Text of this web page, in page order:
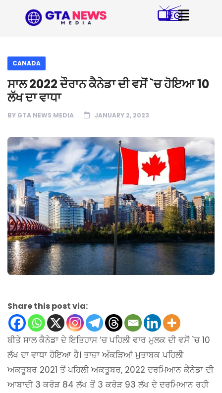
CANADA
ਸਾਲ 2022 ਦੌਰਾਨ ਕੈਨੇਡਾ ਦੀ ਵਸੋਂ `ਚ ਹੋਇਆ 10
ਲੱਖ ਦਾ ਵਾਧਾ
BY GTA NEWS MEDIA JANUARY 2, 2023
Share this post via:
ਬੀਤੇ ਸਾਲ ਕੈਨੇਡਾ ਦੇ ਇਤਿਹਾਸ ‘ਚ ਪਹਿਲੀ ਵਾਰ ਮੁਲਕ ਦੀ ਵਸੋਂ `ਚ 10
ਲੱਖ ਦਾ ਵਾਧਾ ਹੋਇਆ ਹੈ। ਤਾਜ਼ਾ ਅੰਕੜਿਆਂ ਮੁਤਾਬਕ ਪਹਿਲੀ
ਅਕਤੂਬਰ 2021 ਤੋਂ ਪਹਿਲੀ ਅਕਤੂਬਰ, 2022 ਦਰਮਿਆਨ ਕੈਨੇਡਾ ਦੀ
ਆਬਾਦੀ 3 ਕਰੋੜ 84 ਲੱਖ ਤੋਂ 3 ਕਰੋੜ 93 ਲੱਖ ਦੇ ਦਰਮਿਆਨ ਰਹੀ